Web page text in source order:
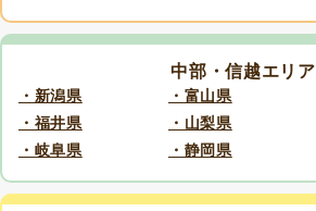
中部・信越エリア
・新潟県 ・富山県
・福井県
・山梨県
・岐阜県
・静岡県